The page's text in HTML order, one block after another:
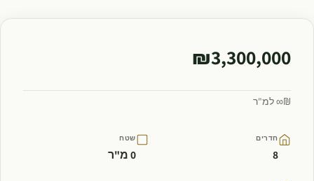
₪3,300,000
₪∞ למ"ר
חדרים
8
שטח
0 מ"ר